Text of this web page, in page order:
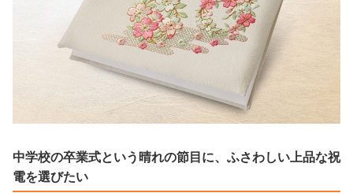
中学校の卒業式という晴れの節目に、ふさわしい上品な祝
電を選びたい